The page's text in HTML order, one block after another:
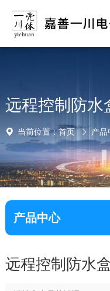
远程控制防水
当前位置：首页 产品
产品中心
远程控制防水